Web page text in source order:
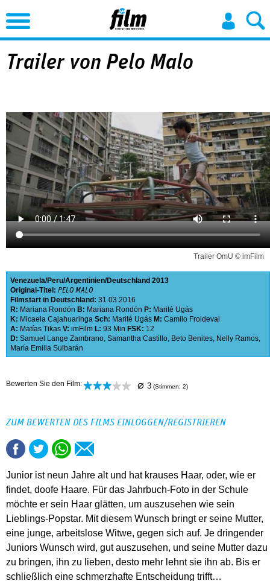
Jump to Navigation
Trailer von Pelo Malo
Trailer OmU © imFilm
Venezuela Peru Argentinien Deutschland 2013
Original-Titel: PELO MALO
Filmstart in Deutschland: 31.03.2016
R: Mariana Rondón B: Mariana Rondón P: Marité Ugás
K: Micaela Cajahuaringa Sch: Marité Ugás M: Camilo Froideval
A: Matías Tikas V: imFilm L: 93 Min FSK: 12
D: Samuel Lange Zambrano, Samantha Castillo, Beto Benites, Nelly Ramos,
María Emilia Sulbarán
Bewerten Sie den Film: ⌀ 3 (Stimmen: 2)
ZUM BEWERTEN DES FILMS EINLOGGEN/REGISTRIEREN
Junior ist neun Jahre alt und hat krauses Haar, oder, wie er
findet, doofe Haare. Für das Jahrbuch-Foto in der Schule
möchte er sein Haar glätten, um auszusehen wie sein
Lieblings-Popstar. Mit diesem Wunsch bringt er seine Mutter,
eine junge, arbeitslose Witwe, gegen sich auf. Je dringender
Juniors Wunsch wird, gut auszusehen, und seine Mutter dazu
zu bringen, ihn zu lieben, desto mehr lehnt sie ihn ab. Bis er
schließlich eine schmerzhafte Entscheidung trifft…